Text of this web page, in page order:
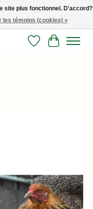
jouw paard!
Liste dePanier
site plus fonctionnel. D'accord?
les témoins (cookies) »